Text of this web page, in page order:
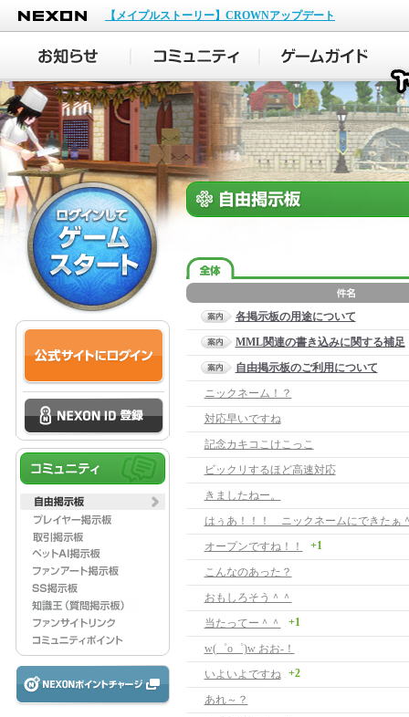
NEXON
【メイプルストーリー】CROWNアップデート
各掲示板の用途について
MML関連の書き込みに関する補足
自由掲示板のご利用について
ニックネーム！？
対応早いですね
記念カキコこけこっこ
ビックリするほど高速対応
きましたねー。
はぅあ！！！ ニックネームにできたぁ
オープンですね！！
+1
こんなのあった？
おもしろそう＾＾
当たってー＾＾
+1
w(゜o゜)w おお-！
いよいよですね
+2
あれ～？